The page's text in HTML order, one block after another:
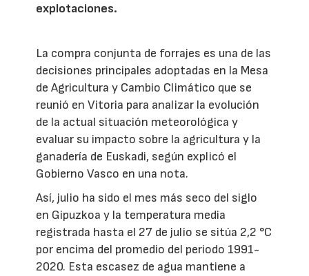
explotaciones.
La compra conjunta de forrajes es una de las
decisiones principales adoptadas en la Mesa
de Agricultura y Cambio Climático que se
reunió en Vitoria para analizar la evolución
de la actual situación meteorológica y
evaluar su impacto sobre la agricultura y la
ganadería de Euskadi, según explicó el
Gobierno Vasco en una nota.
Así, julio ha sido el mes más seco del siglo
en Gipuzkoa y la temperatura media
registrada hasta el 27 de julio se sitúa 2,2 °C
por encima del promedio del periodo 1991-
2020. Esta escasez de agua mantiene a